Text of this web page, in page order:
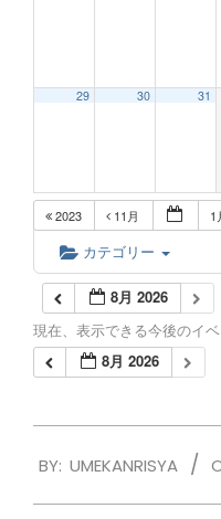
29 30 31
2023 11月 1
カテゴリー
8月 2026
現在、表示できる今後のイベ
8月 2026
01-
BY: UMEKANRISYA